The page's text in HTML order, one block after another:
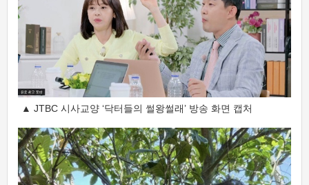
▲ JTBC 시사교양 ‘닥터들의 썰왕썰래’ 방송 화면 캡처